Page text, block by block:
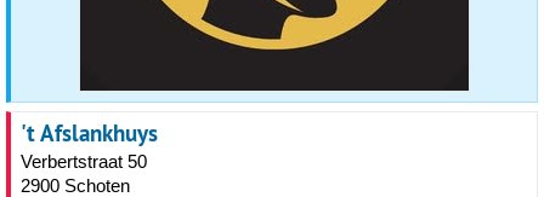
't Afslankhuys
Verbertstraat 50
2900 Schoten